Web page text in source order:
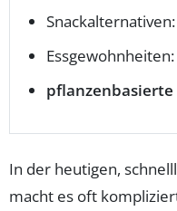
Snackalternativen:
Essgewohnheiten:
pflanzenbasierte
In der heutigen,
macht es oft